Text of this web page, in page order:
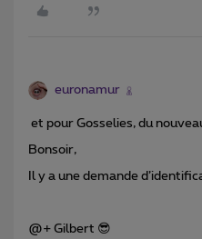
euronamur
et pour Gosselies, du
Bonsoir,
Il y a une demande
@+ Gilbert 😎